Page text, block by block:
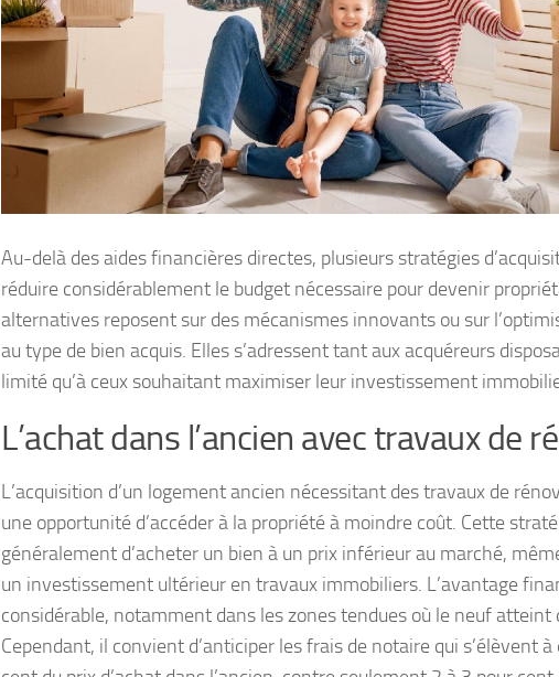
Au-delà des aides financières directes, plusieurs stratégies
réduire considérablement le budget nécessaire pour devenir
alternatives reposent sur des mécanismes innovants ou sur
au type de bien acquis. Elles s’adressent tant aux acquéreurs
limité qu’à ceux souhaitant maximiser leur investissement
L’achat dans l’ancien avec travaux de
L’acquisition d’un logement ancien nécessitant des travaux de
une opportunité d’accéder à la propriété à moindre coût. Cette
généralement d’acheter un bien à un prix inférieur au marché,
un investissement ultérieur en travaux immobiliers. L’avantage
considérable, notamment dans les zones tendues où le neuf atteint
Cependant, il convient d’anticiper les frais de notaire qui s’élèvent